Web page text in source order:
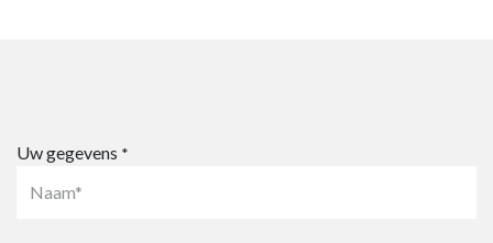
Uw gegevens *